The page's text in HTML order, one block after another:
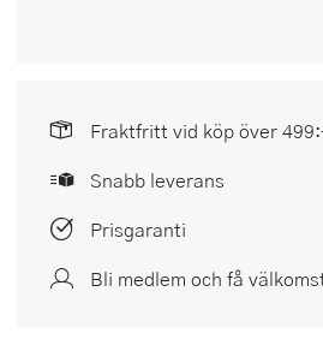
Fraktfritt vid köp över
Snabb leverans
Prisgaranti
Bli medlem och få